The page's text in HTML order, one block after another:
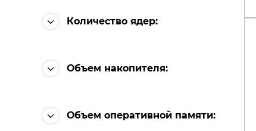
Количество ядер:
Объем накопителя:
Объем оперативной памяти: